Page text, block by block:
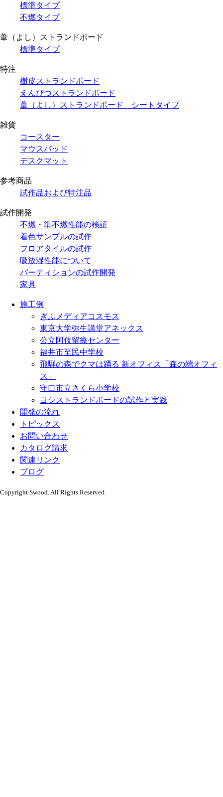
標準タイプ
不燃タイプ
葦（よし）ストランドボード
標準タイプ
特注
樹皮ストランドボード
えんぴつストランドボード
葦（よし）ストランドボード シートタイプ
雑貨
コースター
マウスパッド
デスクマット
参考商品
試作品および特注品
試作開発
不燃・準不燃性能の検証
着色サンプルの試作
フロアタイルの試作
吸放湿性能について
パーティションの試作開発
家具
施工例
ぎふメディアコスモス
東京大学弥生講堂アネックス
公立阿伎留療センター
福井市至民中学校
飛騨の森でクマは踊る 新オフィス「森の端オフィ
ス」
守口市立さくら小学校
ヨシストランドボードの試作と実践
開発の流れ
トピックス
お問い合わせ
カタログ請求
関連リンク
ブログ
Copyright Swood. All Rights Reserved.